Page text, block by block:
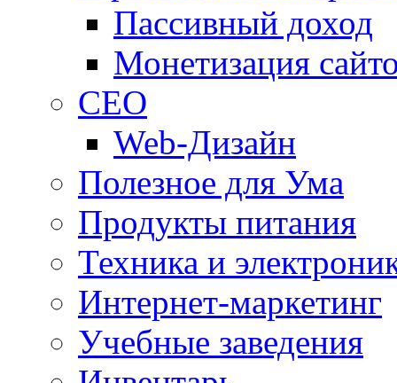
Пассивный доход
Монетизация
СЕО
Web-Дизайн
Полезное для Ума
Продукты питания
Техника и
Интернет-маркетинг
Учебные заведения